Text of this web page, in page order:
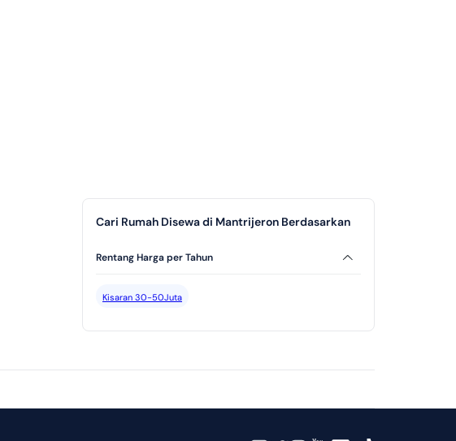
Cari Rumah Disewa di Mantrijeron Berdasarkan
Rentang Harga per Tahun
Kisaran 30-50Juta